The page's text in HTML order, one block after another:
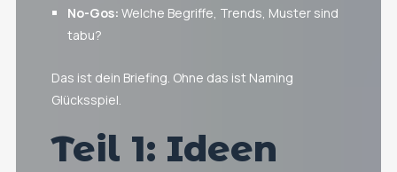
No-Gos: Welche Begriffe, Trends, Muster sind
tabu?
Das ist dein Briefing. Ohne das ist Naming
Glücksspiel.
Teil 1: Ideen